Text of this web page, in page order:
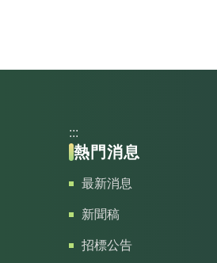
:::
熱門消息
最新消息
新聞稿
招標公告